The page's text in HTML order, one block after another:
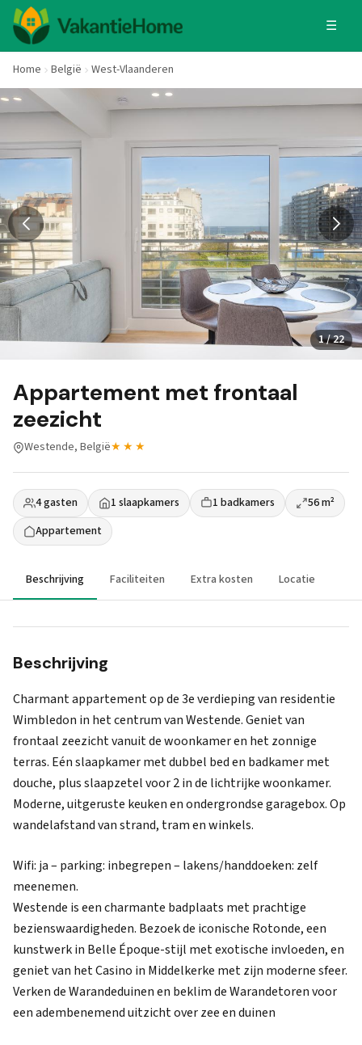
☰
Home België West-Vlaanderen
1 / 22
Appartement met frontaal
zeezicht
Westende, België★★★
4 gasten 1 slaapkamers 1 badkamers
56 m²
Appartement
Beschrijving Faciliteiten Extra kosten Locatie
Beschrijving
Charmant appartement op de 3e verdieping van residentie
Wimbledon in het centrum van Westende. Geniet van
frontaal zeezicht vanuit de woonkamer en het zonnige
terras. Eén slaapkamer met dubbel bed en badkamer met
douche, plus slaapzetel voor 2 in de lichtrijke woonkamer.
Moderne, uitgeruste keuken en ondergrondse garagebox. Op
wandelafstand van strand, tram en winkels.
Wifi: ja – parking: inbegrepen – lakens/handdoeken: zelf
meenemen.
Westende is een charmante badplaats met prachtige
bezienswaardigheden. Bezoek de iconische Rotonde, een
kunstwerk in Belle Époque-stijl met exotische invloeden, en
geniet van het Casino in Middelkerke met zijn moderne sfeer.
Verken de Warandeduinen en beklim de Warandetoren voor
een adembenemend uitzicht over zee en duinen